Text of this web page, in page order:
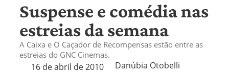
Suspense e comédia nas
estreias da semana
A Caixa e O Caçador de Recompensas estão entre as
estreias do GNC Cinemas.
16 de abril de 2010
Danúbia Otobelli 